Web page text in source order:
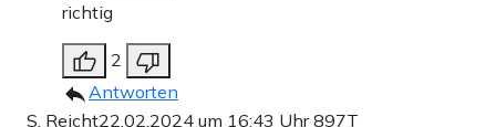
richtig
2
Antworten
S. Reicht22.02.2024 um 16:43 Uhr897T